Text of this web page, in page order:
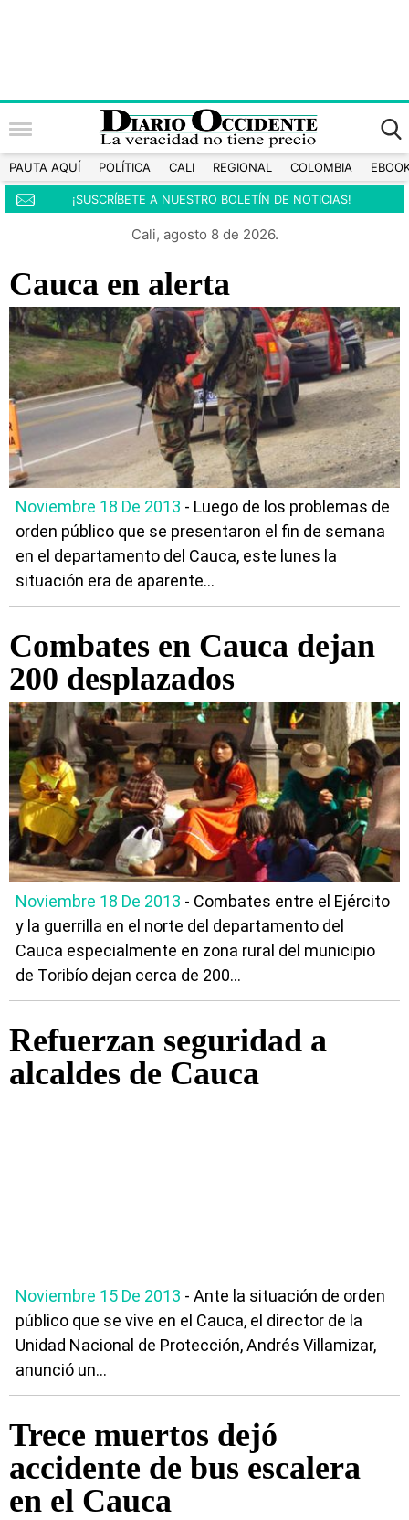
PAUTA AQUÍ POLÍTICA CALI REGIONAL COLOMBIA
¡SUSCRÍBETE A NUESTRO BOLETÍN DE NOTICIAS!
Cali, agosto 8 de 2026.
Cauca en alerta
Noviembre 18 De 2013 - Luego de los problemas de
orden público que se presentaron el fin de semana
en el departamento del Cauca, este lunes la
situación era de aparente...
Combates en Cauca dejan
200 desplazados
Noviembre 18 De 2013 - Combates entre el Ejército
y la guerrilla en el norte del departamento del
Cauca especialmente en zona rural del municipio
de Toribío dejan cerca de 200...
Refuerzan seguridad a
alcaldes de Cauca
Noviembre 15 De 2013 - Ante la situación de orden
público que se vive en el Cauca, el director de la
Unidad Nacional de Protección, Andrés Villamizar,
anunció un...
Trece muertos dejó
accidente de bus escalera
en el Cauca